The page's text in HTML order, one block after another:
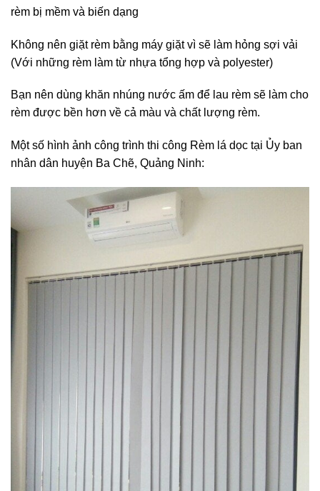
rèm bị mềm và biến dạng
Không nên giặt rèm bằng máy giặt vì sẽ làm hỏng sợi vải
(Với những rèm làm từ nhựa tổng hợp và polyester)
Bạn nên dùng khăn nhúng nước ấm để lau rèm sẽ làm cho
rèm được bền hơn về cả màu và chất lượng rèm.
Một số hình ảnh công trình thi công Rèm lá dọc tại Ủy ban
nhân dân huyện Ba Chẽ, Quảng Ninh: